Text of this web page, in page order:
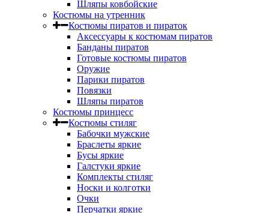
Шляпы ковбойские
Костюмы на утренник
Костюмы пиратов и пираток
Аксессуары к костюмам пиратов
Банданы пиратов
Готовые костюмы пиратов
Оружие
Парики пиратов
Повязки
Шляпы пиратов
Костюмы принцесс
Костюмы стиляг
Бабочки мужские
Браслеты яркие
Бусы яркие
Галстуки яркие
Комплекты стиляг
Носки и колготки
Очки
Перчатки яркие